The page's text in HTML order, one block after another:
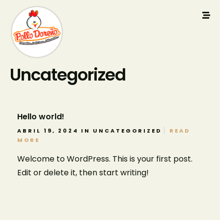
Uncategorized
Hello world!
ABRIL 19, 2024 IN UNCATEGORIZED
READ
MORE
Welcome to WordPress. This is your first post.
Edit or delete it, then start writing!